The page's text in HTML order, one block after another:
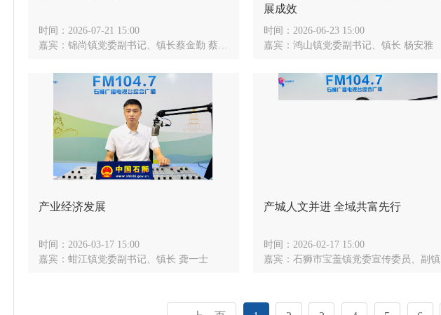
时间： 2026-07-21 15:00
嘉宾：锦尚镇党委副书记、镇长蔡金勤 蔡金勤
展成效
时间： 2026-06-23 15:00
嘉宾：鸿山镇党委副书记、镇长 杨安雅
产业经济发展
时间： 2026-03-17 15:00
嘉宾：蚶江镇党委副书记、镇长 龚一士
产城人文并进 全域共富先行
时间： 2026-02-17 15:00
嘉宾：石狮市宝盖镇党委宣传委员、副镇长 张昊雯